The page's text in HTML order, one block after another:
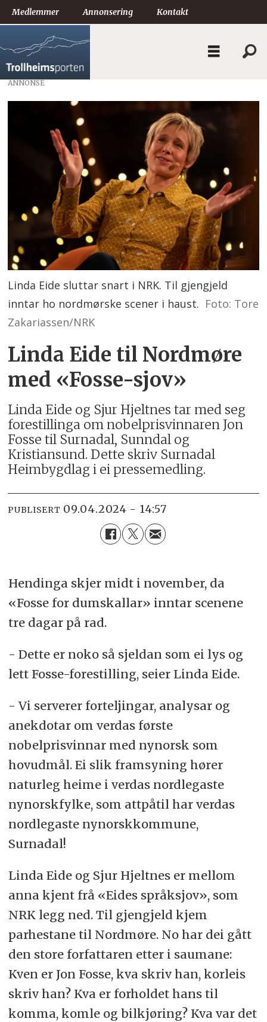
Medlemmer Annonsering Kontakt
ANNONSE
Linda Eide sluttar snart i NRK. Til gjengjeld
inntar ho nordmørske scener i haust. Foto: Tore
Zakariassen/NRK
Linda Eide til Nordmøre
med «Fosse-sjov»
Linda Eide og Sjur Hjeltnes tar med seg
forestillinga om nobelprisvinnaren Jon
Fosse til Surnadal, Sunndal og
Kristiansund. Dette skriv Surnadal
Heimbygdlag i ei pressemedling.
PUBLISERT 09.04.2024 - 14:57
Hendinga skjer midt i november, da
«Fosse for dumskallar» inntar scenene
tre dagar på rad.
- Dette er noko så sjeldan som ei lys og
lett Fosse-forestilling, seier Linda Eide.
- Vi serverer forteljingar, analysar og
anekdotar om verdas første
nobelprisvinnar med nynorsk som
hovudmål. Ei slik framsyning hører
naturleg heime i verdas nordlegaste
nynorskfylke, som attpåtil har verdas
nordlegaste nynorskkommune,
Surnadal!
Linda Eide og Sjur Hjeltnes er mellom
anna kjent frå «Eides språksjov», som
NRK legg ned. Til gjengjeld kjem
parhestane til Nordmøre. No har dei gått
den store forfattaren etter i saumane:
Kven er Jon Fosse, kva skriv han, korleis
skriv han? Kva er forholdet hans til
komma, komle og bilkjøring? Kva var det